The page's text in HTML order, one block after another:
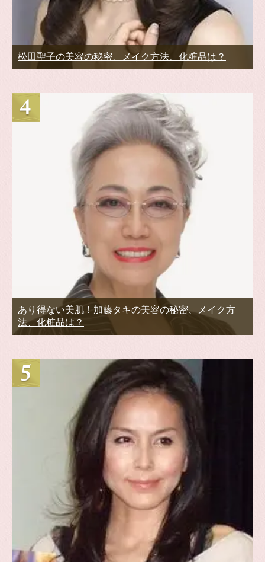
松田聖子の美容の秘密、メイク方法、化粧品は？
あり得ない美肌！加藤タキの美容の秘密、メイク方
法、化粧品は？